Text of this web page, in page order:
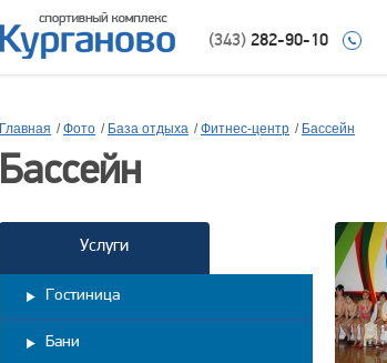
(343) 282-90-10
Главная /Фото / База отдыха /Фитнес-центр / Бассейн
Бассейн
Услуги
Гостиница
Бани